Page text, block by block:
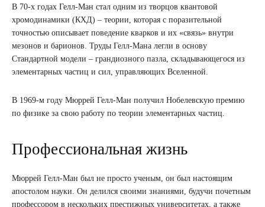
В 70-х годах Гелл-Ман стал одним из творцов квантовой
хромодинамики (КХД) – теории, которая с поразительной
точностью описывает поведение кварков и их «связь» внутри
мезонов и барионов. Труды Гелл-Мана легли в основу
Стандартной модели – грандиозного пазла, складывающегося из
элементарных частиц и сил, управляющих Вселенной.
В 1969-м году Мюррей Гелл-Ман получил Нобелевскую премию
по физике за свою работу по теории элементарных частиц.
Профессиональная жизнь
Мюррей Гелл-Ман был не просто ученым, он был настоящим
апостолом науки. Он делился своими знаниями, будучи почетным
профессором в нескольких престижных университетах, а также